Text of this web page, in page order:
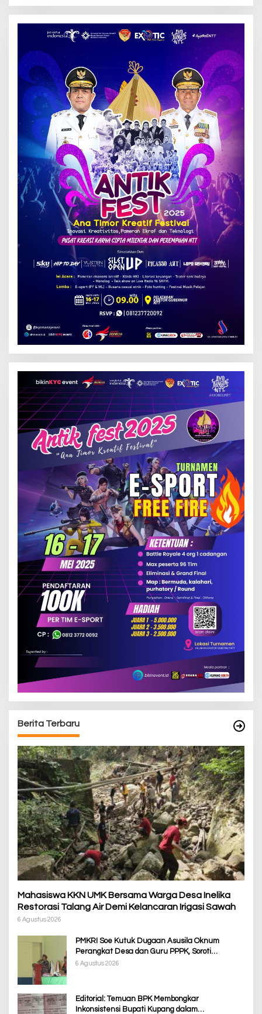
Berita Terbaru
Mahasiswa KKN UMK Bersama Warga Desa Inelika
Restorasi Talang Air Demi Kelancaran Irigasi Sawah
6 Agustus 2026
PMKRI Soe Kutuk Dugaan Asusila Oknum
Perangkat Desa dan Guru PPPK, Soroti
Ketimpangan Penanganan Pemkab TTS
6 Agustus 2026
Editorial: Temuan BPK Membongkar
Inkonsistensi Bupati Kupang dalam